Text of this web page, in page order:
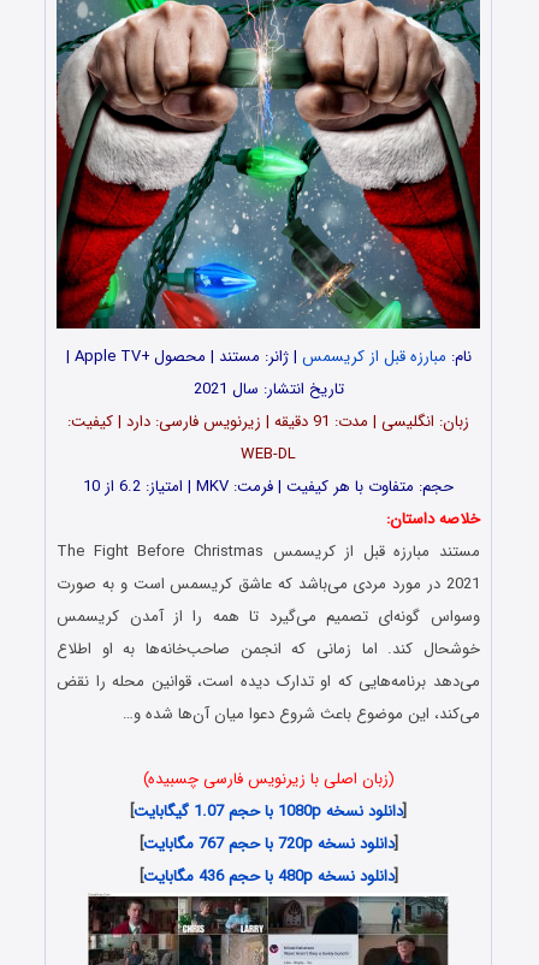
نام: مبارزه قبل از کریسمس | ژانر: مستند | محصولApple TV+
|
تاریخ انتشار: سال 2021
زبان: انگلیسی | مدت‌: 91 دقیقه | زیرنویس فارسی: دارد | کیفیت:
WEB-DL
حجم: متفاوت با هر کیفیت | فرمت: MKV | امتیاز: 6.2 از 10
خلاصه داستان:
مستند مبارزه قبل از کریسمس The Fight Before Christmas
2021 در مورد مردی می‌باشد که عاشق کریسمس است و به صورت
وسواس گونه‌ای تصمیم می‌گیرد تا همه را از آمدن کریسمس
خوشحال کند. اما زمانی که انجمن صاحب‌خانه‌‌ها به او اطلاع
می‌دهد برنامه‌هایی که او تدارک دیده است، قوانین محله را نقض
می‌کند، این موضوع باعث شروع دعوا میان آن‌ها شده و…
(زبان اصلی با زیرنویس فارسی چسبیده)
[دانلود نسخه 1080p با حجم 1.07 گیگابایت
]
[دانلود نسخه 720p با حجم 767 مگابایت
]
[دانلود نسخه 480p با حجم 436 مگابایت ]